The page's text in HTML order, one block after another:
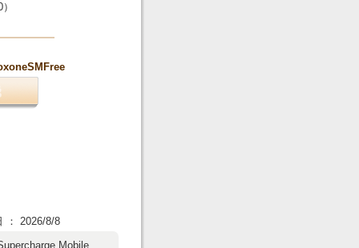
）
2026/8/8
Mobile